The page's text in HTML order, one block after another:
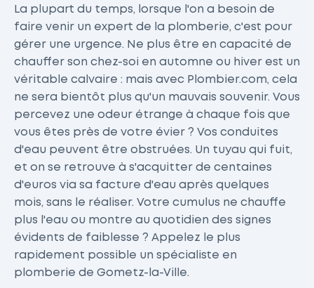
La plupart du temps, lorsque l'on a besoin de
faire venir un expert de la plomberie, c'est pour
gérer une urgence. Ne plus être en capacité de
chauffer son chez-soi en automne ou hiver est un
véritable calvaire : mais avec Plombier.com, cela
ne sera bientôt plus qu'un mauvais souvenir. Vous
percevez une odeur étrange à chaque fois que
vous êtes près de votre évier ? Vos conduites
d'eau peuvent être obstruées. Un tuyau qui fuit,
et on se retrouve à s'acquitter de centaines
d'euros via sa facture d'eau après quelques
mois, sans le réaliser. Votre cumulus ne chauffe
plus l'eau ou montre au quotidien des signes
évidents de faiblesse ? Appelez le plus
rapidement possible un spécialiste en
plomberie de Gometz-la-Ville.